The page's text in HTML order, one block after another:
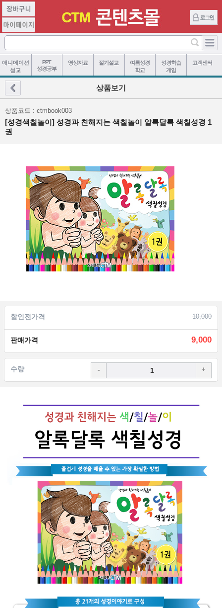
애니메이션
설교
PPT
성경공부
영상자료 절기설교
여름성경
학교
성경학습
게임
고객센터
상품보기
상품코드 : ctmbook003
[성경색칠놀이] 성경과 친해지는 색칠놀이 알록달록 색칠성경 1
권
할인전가격 10,000
판매가격 9,000
수량 - +